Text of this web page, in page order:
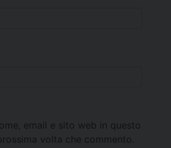
email e sito web in questo
volta che commento.